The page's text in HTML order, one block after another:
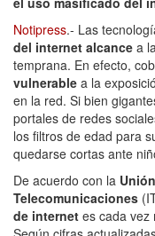
Notipress.- Las
del internet alcance a
temprana. En efecto,
vulnerable a la
en la red. Si bien
portales de redes
los filtros de edad para
quedarse cortas ante
De acuerdo con la
Telecomunicaciones
de internet es cada vez